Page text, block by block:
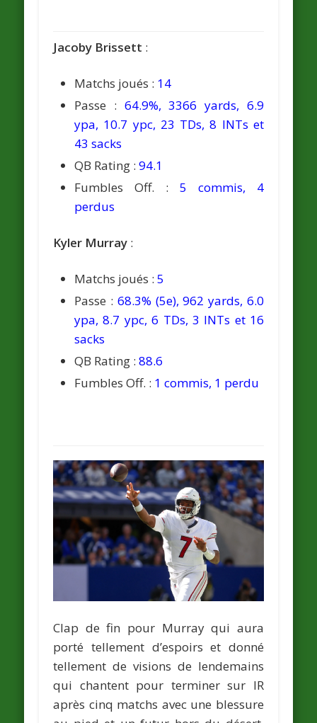
Jacoby Brissett :
Matchs joués : 14
Passe : 64.9%, 3366 yards, 6.9
ypa, 10.7 ypc, 23 TDs, 8 INTs et
43 sacks
QB Rating :94.1
Fumbles Off. : 5 commis, 4
perdus
Kyler Murray :
Matchs joués :5
Passe : 68.3% (5e), 962 yards, 6.0
ypa, 8.7 ypc, 6 TDs, 3 INTs et 16
sacks
QB Rating :88.6
Fumbles Off. : 1 commis, 1 perdu
Clap de fin pour Murray qui aura
porté tellement d’espoirs et donné
tellement de visions de lendemains
qui chantent pour terminer sur IR
après cinq matchs avec une blessure